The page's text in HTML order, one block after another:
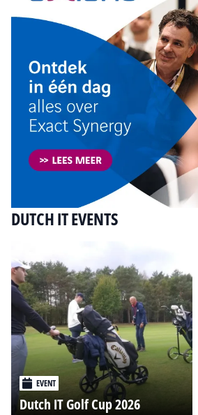
DUTCH IT EVENTS
EVENT
Dutch IT Golf Cup 2026